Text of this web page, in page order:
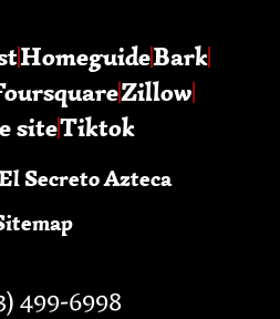
HomeguideBark
Zillow
siteTiktok
Secreto Azteca
499-6998